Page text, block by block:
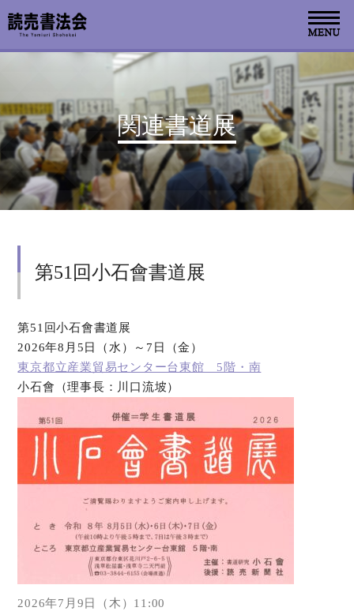
関連書道展
第51回小石會書道展
第51回小石會書道展
2026年8月5日（水）～7日（金）
東京都立産業貿易センター台東館 5階・南
小石會（理事長：川口流坡）
2026年7月9日（木）11:00
お知らせ
読売書法会について
読売書法展
関連書道展
デジタルアーカイブ
オンラインショップ
お問い合わせ